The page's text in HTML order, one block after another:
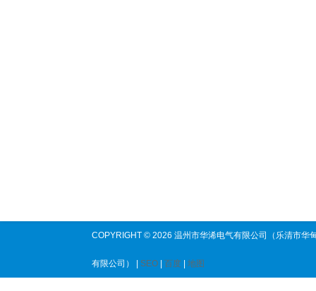
COPYRIGHT © 2026 温州市华浠电气有限公司（乐清市华
有限公司） | SEO 百度 地图